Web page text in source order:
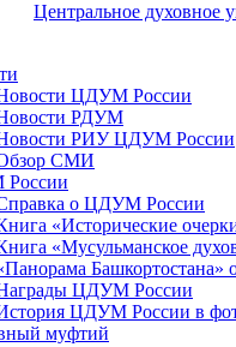
Центральное духовное
ЦДУМ России
РДУМ
РИУ ЦДУМ России
СМИ
о ЦДУМ России
«Исторические
«Мусульманское
ЦДУМ России
ЦДУМ России в
муфтий